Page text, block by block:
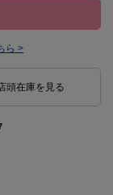
ら >
頭在庫を見る